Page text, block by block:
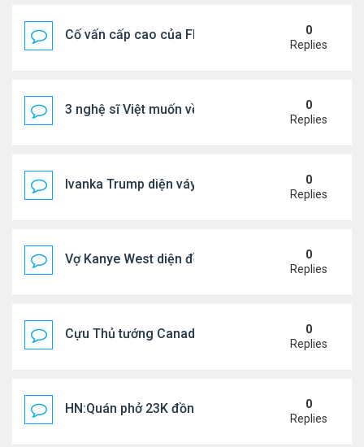
Cố vấn cấp cao của FIFA từ chức để phán đối
0
Replies
3 nghệ sĩ Việt muốn về VN nhưng số phận an bài
0
Replies
Ivanka Trump diện váy hở eo táo bạo, khoe vòng
0
Replies
Vợ Kanye West diện đồ xẻ bạo, dự tiệc ở đảo Ibiza
0
Replies
Cựu Thủ tướng Canada đắm đuối khóa môi Katy
0
Replies
HN:Quán phở 23K đồng một bát, 7 năm không
0
Replies